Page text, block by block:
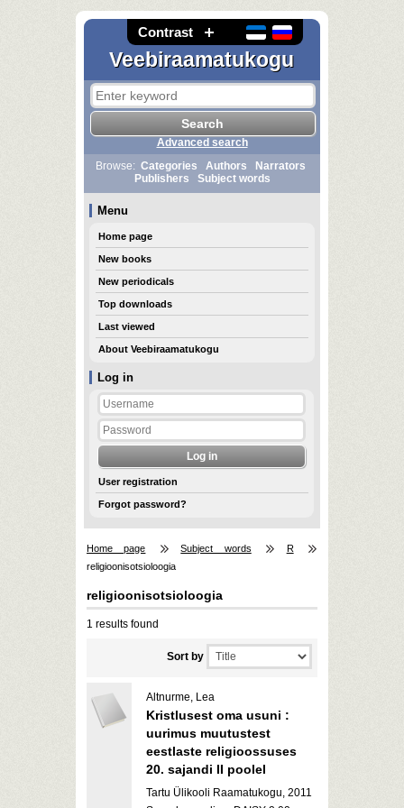
Contrast
Veebiraamatukogu
Log in
User registration
Forgot password?
Advanced search
Browse: Categories Authors
Narrators
Publishers
Subject words
Menu
Home page
New books
New periodicals
Top downloads
Last viewed
About Veebiraamatukogu
Home page Subject words
R
religioonisotsioloogia
religioonisotsioloogia
1 results found
Sort by
Altnurme, Lea
Kristlusest oma usuni :
uurimus muutustest
eestlaste religioossuses
20. sajandi II poolel
Tartu Ülikooli Raamatukogu, 2011